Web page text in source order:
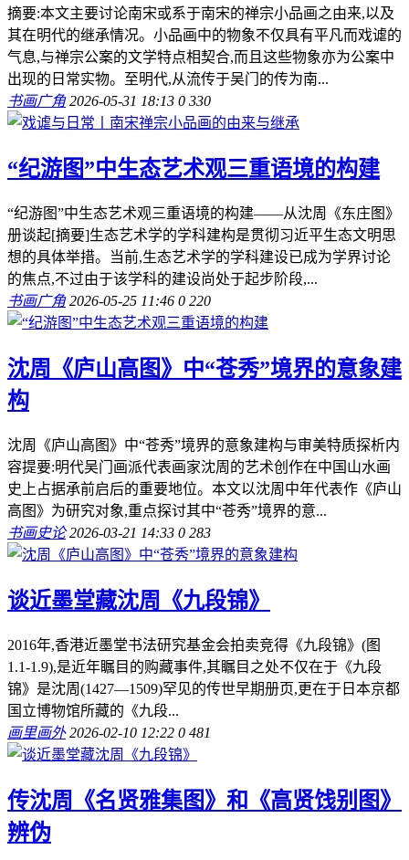
摘要:本文主要讨论南宋或系于南宋的禅宗小品画之由来,以及
其在明代的继承情况。小品画中的物象不仅具有平凡而戏谑的
气息,与禅宗公案的文学特点相契合,而且这些物象亦为公案中
出现的日常实物。至明代,从流传于吴门的传为南...
书画广角 2026-05-31 18:13 0 330
“纪游图”中生态艺术观三重语境的构建
“纪游图”中生态艺术观三重语境的构建——从沈周《东庄图》
册谈起[摘要]生态艺术学的学科建构是贯彻习近平生态文明思
想的具体举措。当前,生态艺术学的学科建设已成为学界讨论
的焦点,不过由于该学科的建设尚处于起步阶段,...
书画广角 2026-05-25 11:46 0 220
沈周《庐山高图》中“苍秀”境界的意象建
构
沈周《庐山高图》中“苍秀”境界的意象建构与审美特质探析内
容提要:明代吴门画派代表画家沈周的艺术创作在中国山水画
史上占据承前启后的重要地位。本文以沈周中年代表作《庐山
高图》为研究对象,重点探讨其中“苍秀”境界的意...
书画史论 2026-03-21 14:33 0 283
谈近墨堂藏沈周《九段锦》
2016年,香港近墨堂书法研究基金会拍卖竞得《九段锦》(图
1.1-1.9),是近年瞩目的购藏事件,其瞩目之处不仅在于《九段
锦》是沈周(1427—1509)罕见的传世早期册页,更在于日本京都
国立博物馆所藏的《九段...
画里画外 2026-02-10 12:22 0 481
传沈周《名贤雅集图》和《高贤饯别图》
辨伪